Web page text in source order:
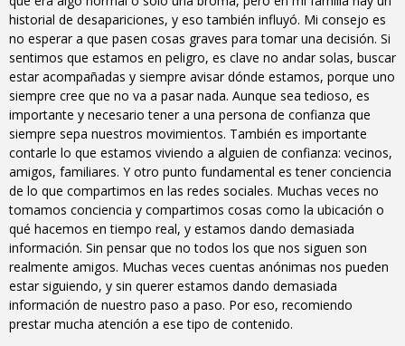
historial de desapariciones, y eso también influyó. Mi consejo es
no esperar a que pasen cosas graves para tomar una decisión. Si
sentimos que estamos en peligro, es clave no andar solas, buscar
estar acompañadas y siempre avisar dónde estamos, porque uno
siempre cree que no va a pasar nada. Aunque sea tedioso, es
importante y necesario tener a una persona de confianza que
siempre sepa nuestros movimientos. También es importante
contarle lo que estamos viviendo a alguien de confianza: vecinos,
amigos, familiares. Y otro punto fundamental es tener conciencia
de lo que compartimos en las redes sociales. Muchas veces no
tomamos conciencia y compartimos cosas como la ubicación o
qué hacemos en tiempo real, y estamos dando demasiada
información. Sin pensar que no todos los que nos siguen son
realmente amigos. Muchas veces cuentas anónimas nos pueden
estar siguiendo, y sin querer estamos dando demasiada
información de nuestro paso a paso. Por eso, recomiendo
prestar mucha atención a ese tipo de contenido.